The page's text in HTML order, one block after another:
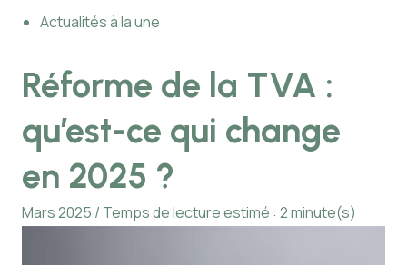
Actualités à la une
Réforme de la TVA :
qu’est-ce qui change
en 2025 ?
Mars 2025 / Temps de lecture estimé : 2 minute(s)